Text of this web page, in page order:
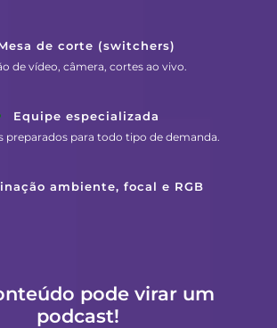
de corte (switchers)
de vídeo, câmera, cortes ao vivo.
Equipe especializada
preparados para todo tipo de demanda.
ambiente, focal e RGB
pode virar um
podcast!